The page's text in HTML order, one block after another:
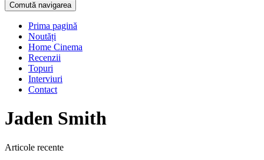
Comută navigarea
Prima pagină
Noutăți
Home Cinema
Recenzii
Topuri
Interviuri
Contact
Jaden Smith
Articole recente